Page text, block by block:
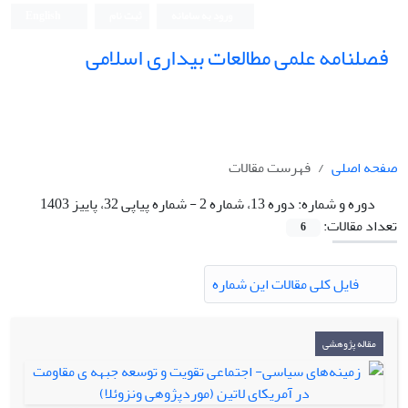
فصلنامه علمی مطالعات بیداری اسلامی
صفحه اصلی
فهرست مقالات
دوره و شماره:دوره 13، شماره 2 - شماره پیاپی 32، پاییز 1403
تعداد مقالات:
6
فایل کلی مقالات این شماره
مقاله پژوهشی